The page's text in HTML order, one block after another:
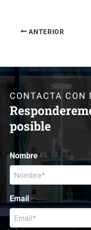
ANTERIOR
CONTACTA CON
posible
Nombre *
Email *